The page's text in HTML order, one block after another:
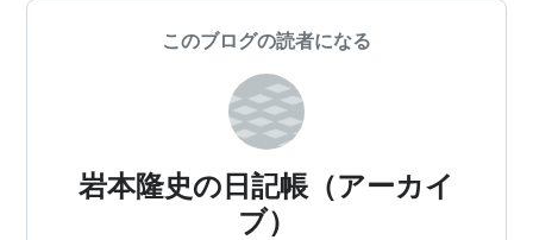
このブログの読者になる
岩本隆史の日記帳（アーカイ
ブ）